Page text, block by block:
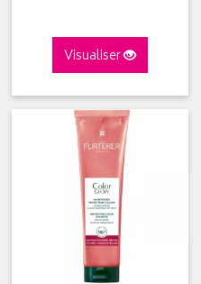
Visualiser